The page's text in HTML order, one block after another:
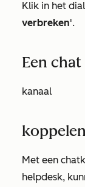
Klik in het
verbreken'.
Een chat
kanaal
Met een
helpdesk,